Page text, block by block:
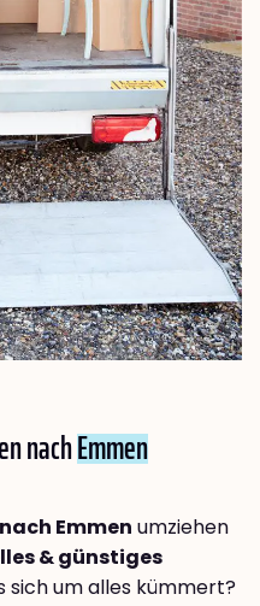
nachEmmen
Emmen umziehen
& günstiges
sich um alles kümmert?